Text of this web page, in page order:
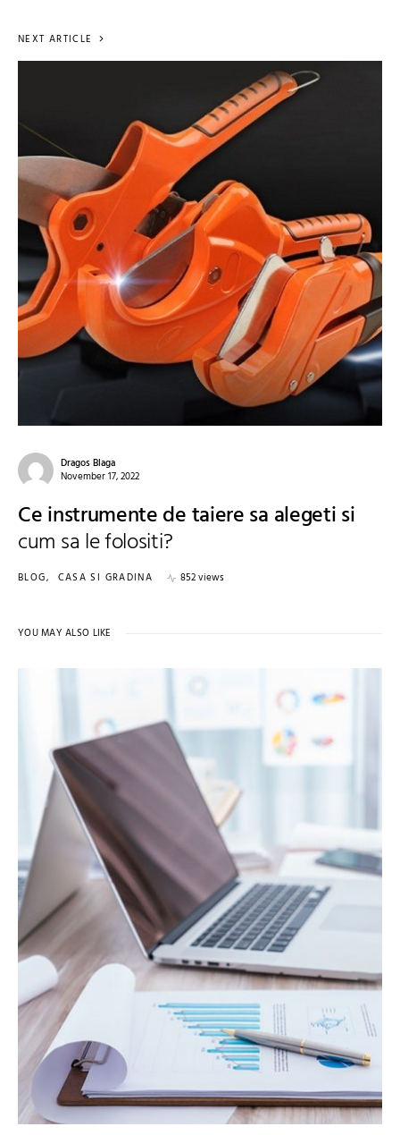
NEXT ARTICLE
Dragos Blaga
November 17, 2022
Ce instrumente de taiere sa alegeti si
cum sa le folositi?
BLOG CASA SI GRADINA 852 views
YOU MAY ALSO LIKE